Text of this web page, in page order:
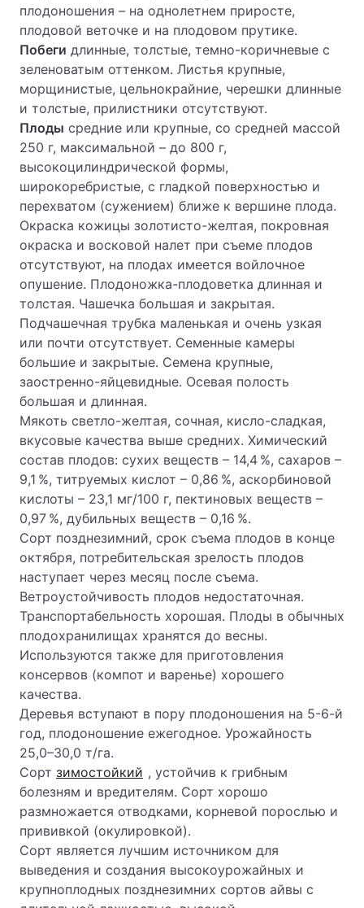
плодоношения – на однолетнем приросте,
плодовой веточке и на плодовом прутике.
Побеги длинные, толстые, темно-коричневые с
зеленоватым оттенком. Листья крупные,
морщинистые, цельнокрайние, черешки длинные
и толстые, прилистники отсутствуют.
Плоды средние или крупные, со средней массой
250 г, максимальной – до 800 г,
высокоцилиндрической формы,
широкоребристые, с гладкой поверхностью и
перехватом (сужением) ближе к вершине плода.
Окраска кожицы золотисто-желтая, покровная
окраска и восковой налет при съеме плодов
отсутствуют, на плодах имеется войлочное
опушение. Плодоножка-плодоветка длинная и
толстая. Чашечка большая и закрытая.
Подчашечная трубка маленькая и очень узкая
или почти отсутствует. Семенные камеры
большие и закрытые. Семена крупные,
заостренно-яйцевидные. Осевая полость
большая и длинная.
Мякоть светло-желтая, сочная, кисло-сладкая,
вкусовые качества выше средних. Химический
состав плодов: сухих веществ – 14,4 %, сахаров –
9,1 %, титруемых кислот – 0,86 %, аскорбиновой
кислоты – 23,1 мг/100 г, пектиновых веществ –
0,97 %, дубильных веществ – 0,16 %.
Сорт позднезимний, срок съема плодов в конце
октября, потребительская зрелость плодов
наступает через месяц после съема.
Ветроустойчивость плодов недостаточная.
Транспортабельность хорошая. Плоды в обычных
плодохранилищах хранятся до весны.
Используются также для приготовления
консервов (компот и варенье) хорошего
качества.
Деревья вступают в пору плодоношения на 5-6-й
год, плодоношение ежегодное. Урожайность
25,0–30,0 т/га.
Сорт зимостойкий , устойчив к грибным
болезням и вредителям. Сорт хорошо
размножается отводками, корневой порослью и
прививкой (окулировкой).
Сорт является лучшим источником для
выведения и создания высокоурожайных и
крупноплодных позднезимних сортов айвы с